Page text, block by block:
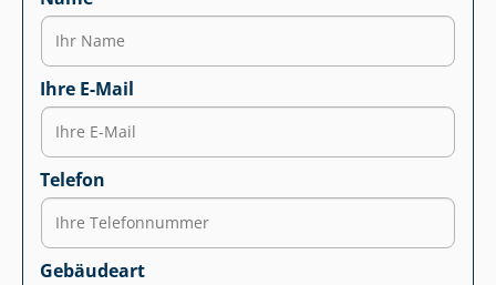
Ihre E-Mail
Telefon
Gebäudeart